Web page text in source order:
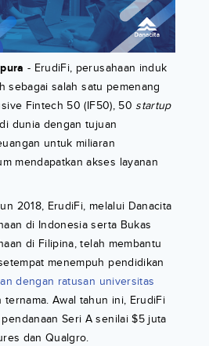
- ErudiFi, perusahaan induk
sebagai salah satu pemenang
Fintech 50 (IF50), 50 startup
dunia dengan tujuan
untuk miliaran
mendapatkan akses layanan
2018, ErudiFi, melalui Danacita
di Indonesia serta Bukas
di Filipina, telah membantu
menempuh pendidikan
dengan ratusan universitas
Awal tahun ini, ErudiFi
Seri A senilai $5 juta
dan Qualgro.